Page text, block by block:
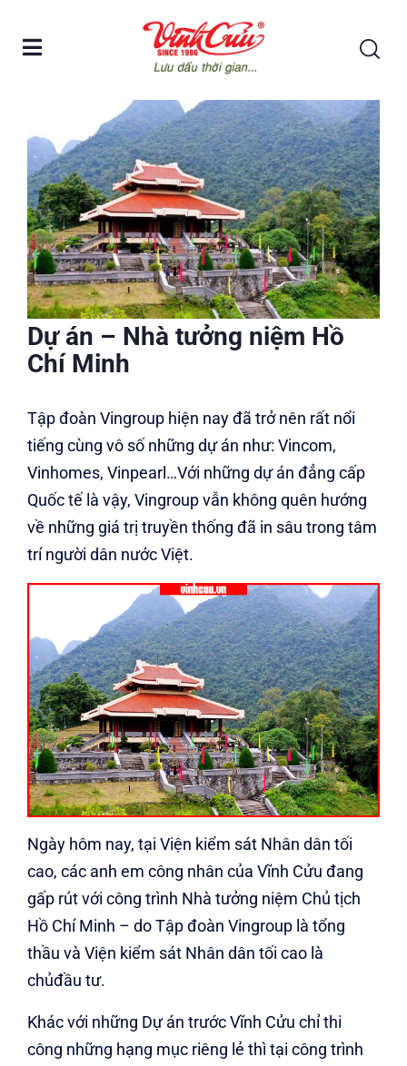
Dự án – Nhà tưởng niệm Hồ
Chí Minh
Tập đoàn Vingroup hiện nay đã trở nên rất nổi
tiếng cùng vô số những dự án như: Vincom,
Vinhomes, Vinpearl…Với những dự án đẳng cấp
Quốc tế là vậy, Vingroup vẫn không quên hướng
về những giá trị truyền thống đã in sâu trong tâm
trí người dân nước Việt.
Ngày hôm nay, tại Viện kiểm sát Nhân dân tối
cao, các anh em công nhân của Vĩnh Cửu đang
gấp rút với công trình Nhà tưởng niệm Chủ tịch
Hồ Chí Minh – do Tập đoàn Vingroup là tổng
thầu và Viện kiểm sát Nhân dân tối cao là
chủđầu tư.
Khác với những Dự án trước Vĩnh Cửu chỉ thi
công những hạng mục riêng lẻ thì tại công trình